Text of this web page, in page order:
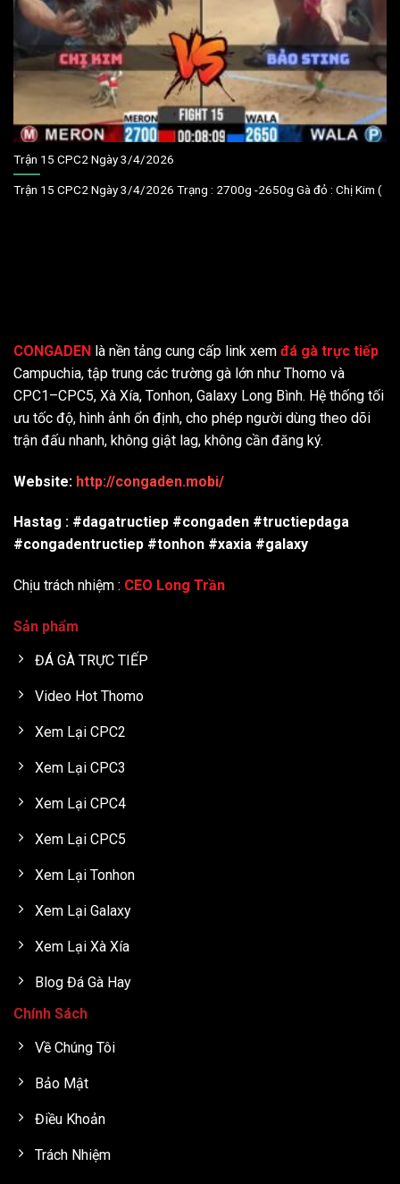
Trận 15 CPC2 Ngày 3/4/2026
Trận 15 CPC2 Ngày 3/4/2026 Trạng : 2700g -2650g Gà đỏ : Chị Kim (
CONGADEN là nền tảng cung cấp link xem đá gà trực tiếp
Campuchia, tập trung các trường gà lớn như Thomo và
CPC1–CPC5, Xà Xía, Tonhon, Galaxy Long Bình. Hệ thống tối
ưu tốc độ, hình ảnh ổn định, cho phép người dùng theo dõi
trận đấu nhanh, không giật lag, không cần đăng ký.
Website: http://congaden.mobi/
Hastag : #dagatructiep #congaden #tructiepdaga
#congadentructiep #tonhon #xaxia #galaxy
Chịu trách nhiệm : CEO Long Trần
Sản phẩm
ĐÁ GÀ TRỰC TIẾP
Video Hot Thomo
Xem Lại CPC2
Xem Lại CPC3
Xem Lại CPC4
Xem Lại CPC5
Xem Lại Tonhon
Xem Lại Galaxy
Xem Lại Xà Xía
Blog Đá Gà Hay
Chính Sách
Về Chúng Tôi
Bảo Mật
Điều Khoản
Trách Nhiệm